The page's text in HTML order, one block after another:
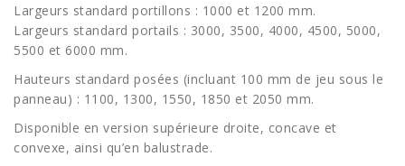
Largeurs standard portillons : 1000 et 1200 mm.
Largeurs standard portails : 3000, 3500, 4000, 4500, 5000,
5500 et 6000 mm.
Hauteurs standard posées (incluant 100 mm de jeu sous le
panneau) : 1100, 1300, 1550, 1850 et 2050 mm.
Disponible en version supérieure droite, concave et
convexe, ainsi qu’en balustrade.